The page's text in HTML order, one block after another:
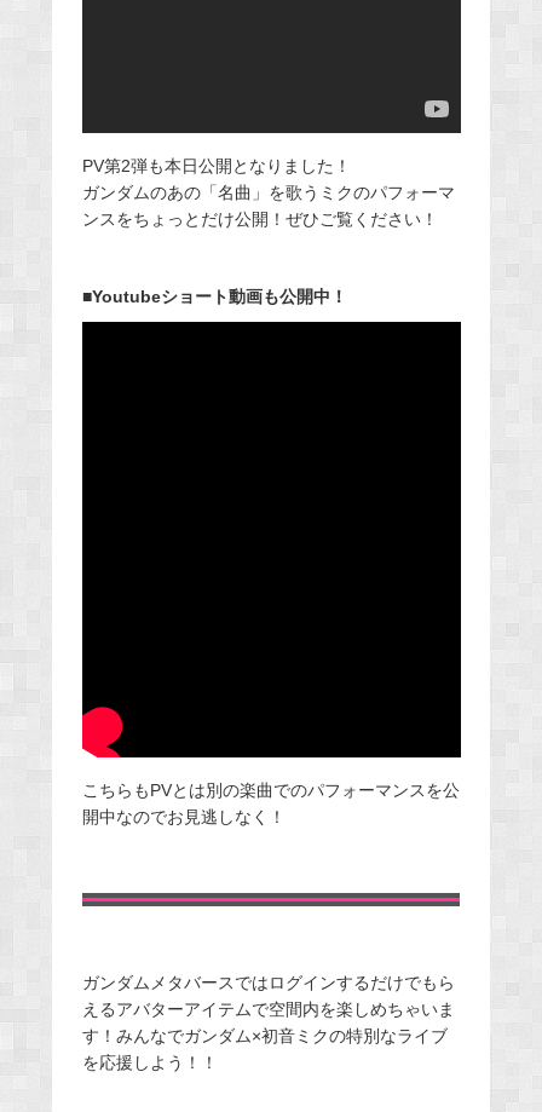
PV第2弾も本日公開となりました！
ガンダムのあの「名曲」を歌うミクのパフォーマ
ンスをちょっとだけ公開！ぜひご覧ください！
■Youtubeショート動画も公開中！
こちらもPVとは別の楽曲でのパフォーマンスを公
開中なのでお見逃しなく！
ガンダムメタバースではログインするだけでもら
えるアバターアイテムで空間内を楽しめちゃいま
す！みんなでガンダム×初音ミクの特別なライブ
を応援しよう！！